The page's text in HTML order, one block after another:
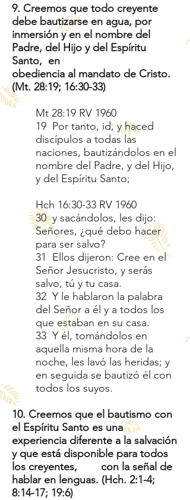
9. Creemos que todo creyente
debe bautizarse en agua, por
inmersión y en el nombre del
Padre, del Hijo y del Espíritu
Santo, en
obediencia al mandato de Cristo.
(Mt. 28:19; 16:30-33)
Mt 28:19 RV 1960
19 Por tanto, id, y haced
discípulos a todas las
naciones, bautizándolos en el
nombre del Padre, y del Hijo,
y del Espíritu Santo;
Hch 16:30-33 RV 1960
30 y sacándolos, les dijo:
Señores, ¿qué debo hacer
para ser salvo?
31 Ellos dijeron: Cree en el
Señor Jesucristo, y serás
salvo, tú y tu casa.
32 Y le hablaron la palabra
del Señor a él y a todos los
que estaban en su casa.
33 Y él, tomándolos en
aquella misma hora de la
noche, les lavó las heridas; y
en seguida se bautizó él con
todos los suyos.
10. Creemos que el bautismo con
el Espíritu Santo es una
experiencia diferente a la salvación
y que está disponible para todos
los creyentes, con la señal de
hablar en lenguas. (Hch. 2:1-4;
8:14-17; 19:6)